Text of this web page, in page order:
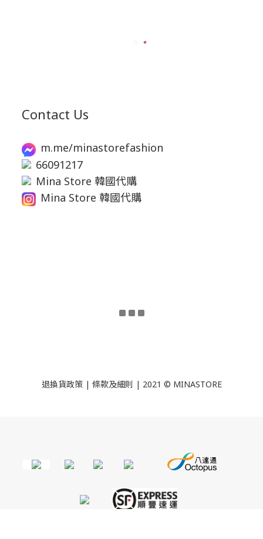
Contact Us
m.me/minastorefashion
66091217
Mina Store 韓國代購
Mina Store 韓國代購
退換貨政策| 條款及細則 | 2021 © MINASTORE